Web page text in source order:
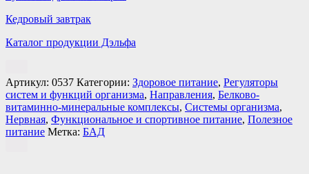
Кедровый завтрак
Каталог продукции Дэльфа
Артикул: 0537 Категории: Здоровое питание, Регуляторы
систем и функций организма, Направления, Белково-
витаминно-минеральные комплексы, Системы организма,
Нервная, Функциональное и спортивное питание, Полезное
питание Метка: БАД